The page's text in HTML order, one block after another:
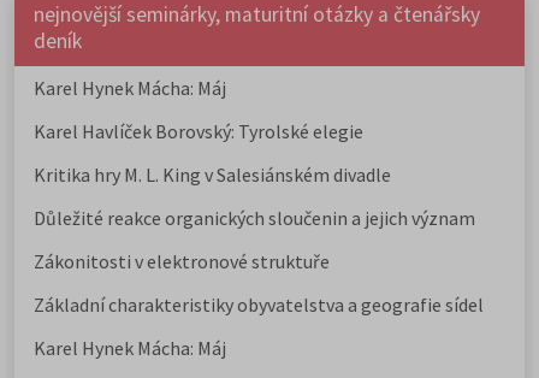
nejnovější seminárky, maturitní otázky a čtenářsky
deník
Karel Hynek Mácha: Máj
Karel Havlíček Borovský: Tyrolské elegie
Kritika hry M. L. King v Salesiánském divadle
Důležité reakce organických sloučenin a jejich význam
Zákonitosti v elektronové struktuře
Základní charakteristiky obyvatelstva a geografie sídel
Karel Hynek Mácha: Máj